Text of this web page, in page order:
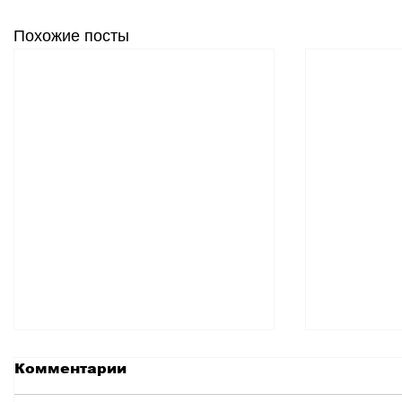
Похожие посты
Комментарии